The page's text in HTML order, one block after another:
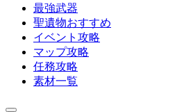
最強武器
聖遺物おすすめ
イベント攻略
マップ攻略
任務攻略
素材一覧